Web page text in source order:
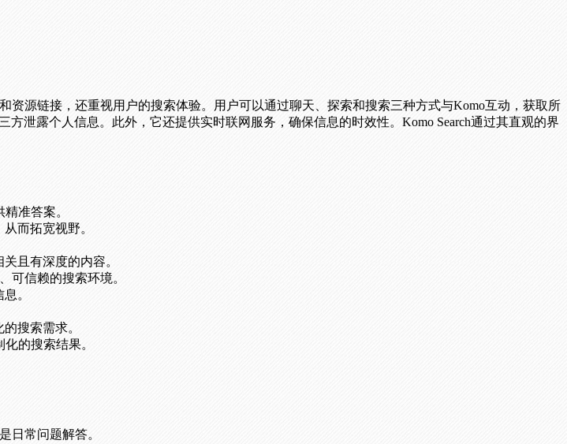
资源链接，还重视用户的搜索体验。用户可以通过聊天、探索和搜索三种方式与Komo互动，获取所
泄露个人信息。此外，它还提供实时联网服务，确保信息的时效性。Komo Search通过其直观的界
准答案。
而拓宽视野。
且有深度的内容。
可信赖的搜索环境。
。
搜索需求。
的搜索结果。
日常问题解答。